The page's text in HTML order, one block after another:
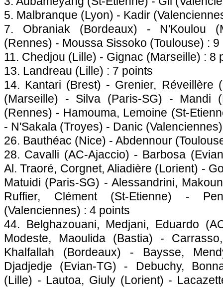
5. Malbranque (Lyon) - Kadir
7. Obraniak (Bordeaux) - N'Koulou (
(Rennes) - Moussa Sissoko (Toulouse) : 9
11. Chedjou (Lille) - Gignac (Marseille) : 8
13. Landreau (Lille) : 7 points
14. Kantari (Brest) - Grenier, Réveillère (
(Marseille) - Silva (Paris-SG) - Mandi
(Rennes) - Hamouma, Lemoine (St-
- N'Sakala (Troyes) - Danic
26. Bauthéac (Nice) - Abdennour (
28. Cavalli (AC-Ajaccio) - Barbosa
Al. Traoré, Corgnet, Aliadière (Lorient) -
Matuidi (Paris-SG) - Alessandrini,
Ruffier, Clément (St-Etienne) -
(Valenciennes) : 4 points
44. Belghazouani, Medjani, Eduardo
Modeste, Maoulida (Bastia) -
Khalfallah (Bordeaux) - Baysse,
Djadjedje (Evian-TG) - Debuchy,
(Lille) - Lautoa, Giuly (Lorient) -